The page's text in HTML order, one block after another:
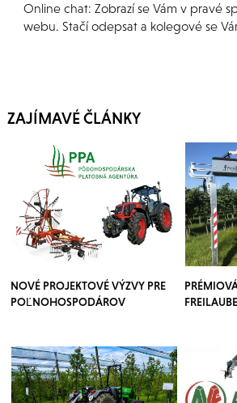
Online chat: Zobrazí se Vám v pravé
webu. Stačí odepsat a kolegové se
ZAJÍMAVÉ ČLÁNKY
NOVÉ PROJEKTOVÉ VÝZVY PRE
POĽNOHOSPODÁROV